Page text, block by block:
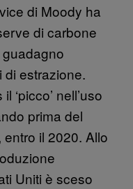
di Moody ha
di carbone
di estrazione.
‘picco’ nell’uso
prima del
il 2020. Allo
Uniti è sceso